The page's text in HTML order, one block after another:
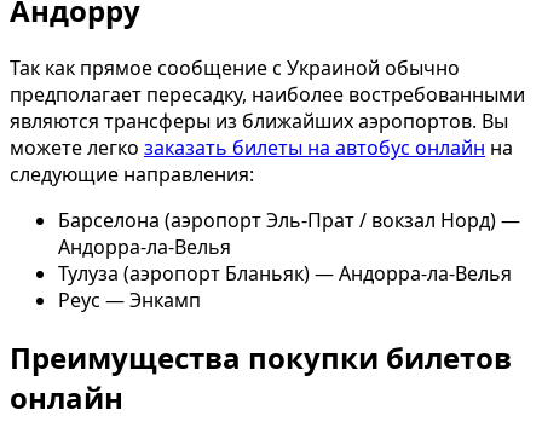
Андорру
Так как прямое сообщение с Украиной обычно
предполагает пересадку, наиболее востребованными
являются трансферы из ближайших аэропортов. Вы
можете легко заказать билеты на автобус онлайн на
следующие направления:
Барселона (аэропорт Эль-Прат / вокзал Норд) —
Андорра-ла-Велья
Тулуза (аэропорт Бланьяк) — Андорра-ла-Велья
Реус — Энкамп
Преимущества покупки билетов
онлайн